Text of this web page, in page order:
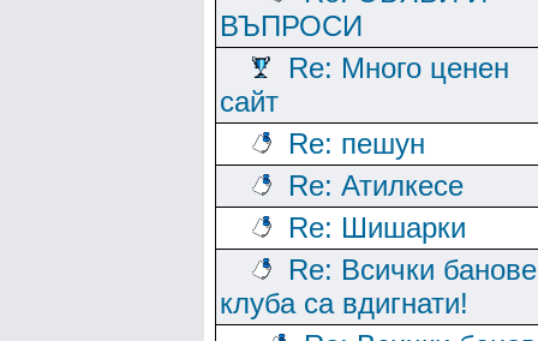
ВЪПРОСИ
Re: Много ценен
сайт
Re: пешун
Re: Атилкесе
Re: Шишарки
Re: Всички
клуба са вдигнати!